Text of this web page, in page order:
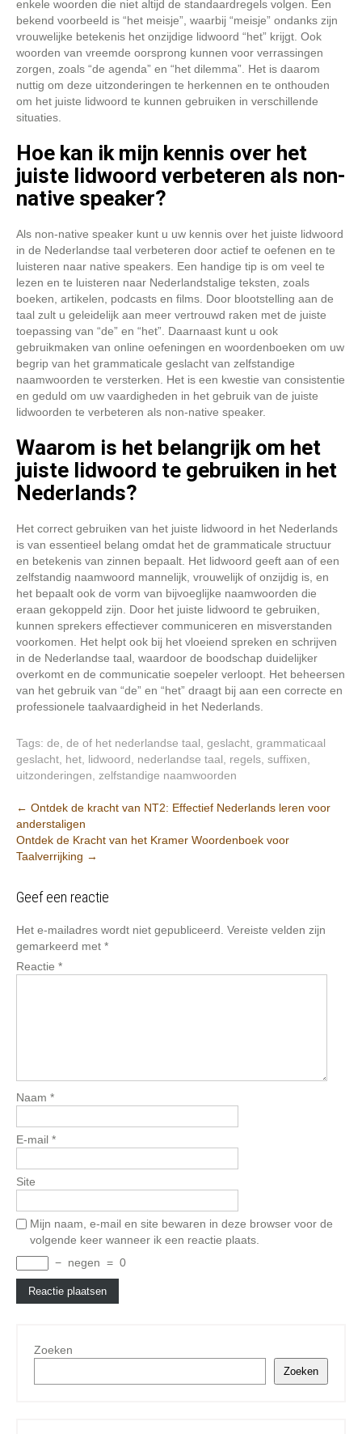
enkele woorden die niet altijd de standaardregels volgen. Een
bekend voorbeeld is “het meisje”, waarbij “meisje” ondanks zijn
vrouwelijke betekenis het onzijdige lidwoord “het” krijgt. Ook
woorden van vreemde oorsprong kunnen voor verrassingen
zorgen, zoals “de agenda” en “het dilemma”. Het is daarom
nuttig om deze uitzonderingen te herkennen en te onthouden
om het juiste lidwoord te kunnen gebruiken in verschillende
situaties.
Hoe kan ik mijn kennis over het
juiste lidwoord verbeteren als non-
native speaker?
Als non-native speaker kunt u uw kennis over het juiste lidwoord
in de Nederlandse taal verbeteren door actief te oefenen en te
luisteren naar native speakers. Een handige tip is om veel te
lezen en te luisteren naar Nederlandstalige teksten, zoals
boeken, artikelen, podcasts en films. Door blootstelling aan de
taal zult u geleidelijk aan meer vertrouwd raken met de juiste
toepassing van “de” en “het”. Daarnaast kunt u ook
gebruikmaken van online oefeningen en woordenboeken om uw
begrip van het grammaticale geslacht van zelfstandige
naamwoorden te versterken. Het is een kwestie van consistentie
en geduld om uw vaardigheden in het gebruik van de juiste
lidwoorden te verbeteren als non-native speaker.
Waarom is het belangrijk om het
juiste lidwoord te gebruiken in het
Nederlands?
Het correct gebruiken van het juiste lidwoord in het Nederlands
is van essentieel belang omdat het de grammaticale structuur
en betekenis van zinnen bepaalt. Het lidwoord geeft aan of een
zelfstandig naamwoord mannelijk, vrouwelijk of onzijdig is, en
het bepaalt ook de vorm van bijvoeglijke naamwoorden die
eraan gekoppeld zijn. Door het juiste lidwoord te gebruiken,
kunnen sprekers effectiever communiceren en misverstanden
voorkomen. Het helpt ook bij het vloeiend spreken en schrijven
in de Nederlandse taal, waardoor de boodschap duidelijker
overkomt en de communicatie soepeler verloopt. Het beheersen
van het gebruik van “de” en “het” draagt bij aan een correcte en
professionele taalvaardigheid in het Nederlands.
Tags: de de of het nederlandse taal geslacht grammaticaal
geslacht het lidwoord nederlandse taal regels suffixen
uitzonderingen
zelfstandige naamwoorden
Berichtnavigatie
← Ontdek de kracht van NT2: Effectief Nederlands leren voor
anderstaligen
Ontdek de Kracht van het Kramer Woordenboek voor
Taalverrijking →
Geef een reactie
Het e-mailadres wordt niet gepubliceerd. Vereiste velden zijn
gemarkeerd met *
Reactie *
Naam *
E-mail *
Site
Mijn naam, e-mail en site bewaren in deze browser voor de
volgende keer wanneer ik een reactie plaats.
− negen = 0
Zoeken
Zoeken